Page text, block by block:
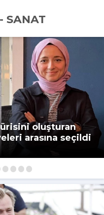
SANAT
oluşturan
arasına seçildi